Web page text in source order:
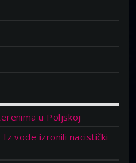
u Poljskoj
vode izronili nacistički